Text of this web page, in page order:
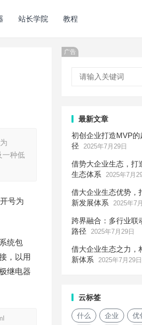
站长学院 教程
一种低
号为
统包
，以用
继电器
广告
最新文章
初创企业打造MVP
径
2025年7月29日
借势大企业生态，打
生态体系
2025年7月
借大企业生态优势，
新发展体系
2025年7
跨界融合：多行业联
路径
2025年7月29日
借大企业生态之力，
新体系
2025年7月29日
云标签
什么 企业 优